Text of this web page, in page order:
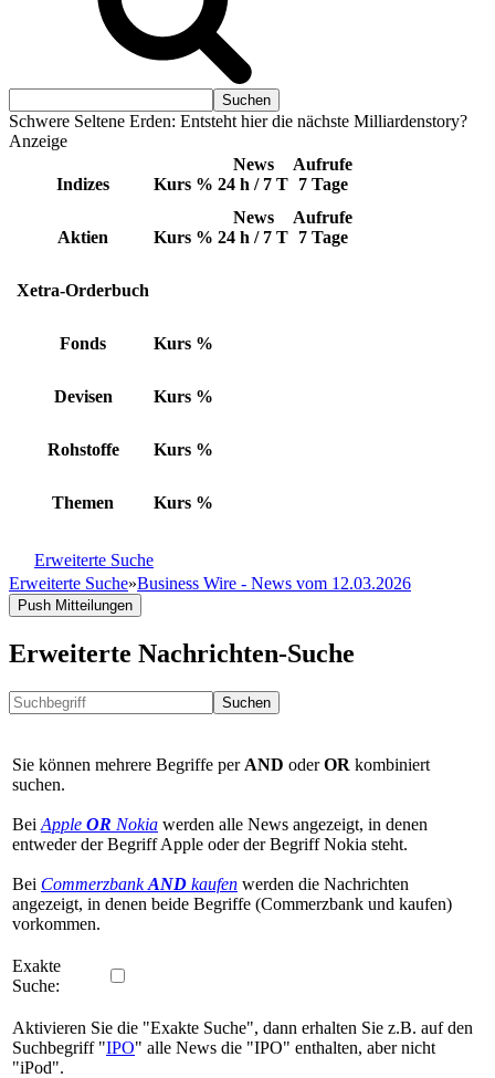
Schwere Seltene Erden: Entsteht hier die nächste Milliardenstory?
Anzeige
Indizes Kurs %
News
24 h / 7 T
Aufrufe
7 Tage
Aktien Kurs %
News
24 h / 7 T
Aufrufe
7 Tage
Xetra-Orderbuch
Fonds Kurs %
Devisen Kurs %
Rohstoffe Kurs %
Themen Kurs %
Erweiterte Suche
Erweiterte Suche»Business Wire - News vom 12.03.2026
Push Mitteilungen
Erweiterte Nachrichten-Suche
Suchen
Sie können mehrere Begriffe per AND oderOR kombiniert
suchen.
Bei Apple OR Nokia werden alle News angezeigt, in denen
entweder der Begriff Apple oder der Begriff Nokia steht.
Bei CommerzbankAND kaufen werden die Nachrichten
angezeigt, in denen beide Begriffe (Commerzbank und kaufen)
vorkommen.
Exakte
Suche:
Aktivieren Sie die "Exakte Suche", dann erhalten Sie z.B. auf den
Suchbegriff "IPO" alle News die "IPO" enthalten, aber nicht
"iPod".